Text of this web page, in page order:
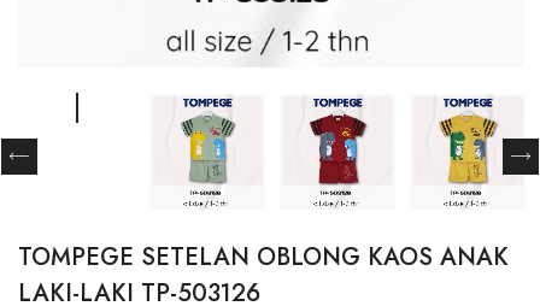
TOMPEGE SETELAN OBLONG KAOS ANAK
LAKI-LAKI TP-503126